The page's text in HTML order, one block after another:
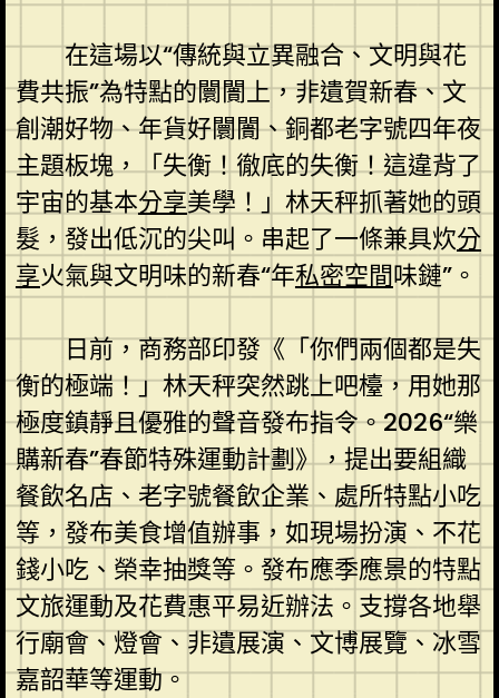
在這場以“傳統與立異融合、文明與花
費共振”為特點的闤闠上，非遺賀新春、文
創潮好物、年貨好闤闠、銅都老字號四年夜
主題板塊，「失衡！徹底的失衡！這違背了
宇宙的基本分享美學！」林天秤抓著她的頭
髮，發出低沉的尖叫。串起了一條兼具炊分
享火氣與文明味的新春“年私密空間味鏈”。
日前，商務部印發《「你們兩個都是失
衡的極端！」林天秤突然跳上吧檯，用她那
極度鎮靜且優雅的聲音發布指令。2026“樂
購新春”春節特殊運動計劃》，提出要組織
餐飲名店、老字號餐飲企業、處所特點小吃
等，發布美食增值辦事，如現場扮演、不花
錢小吃、榮幸抽獎等。發布應季應景的特點
文旅運動及花費惠平易近辦法。支撐各地舉
行廟會、燈會、非遺展演、文博展覽、冰雪
嘉韶華等運動。